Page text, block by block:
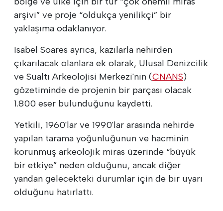
arşivi” ve proje “oldukça yenilikçi” bir
yaklaşıma odaklanıyor.
Isabel Soares ayrıca, kazılarla nehirden
çıkarılacak olanlara ek olarak, Ulusal Denizcilik
ve Sualtı Arkeolojisi Merkezi'nin (CNANS)
gözetiminde de projenin bir parçası olacak
1.800 eser bulunduğunu kaydetti.
Yetkili, 1960'lar ve 1990'lar arasında nehirde
yapılan tarama yoğunluğunun ve hacminin
korunmuş arkeolojik miras üzerinde “büyük
bir etkiye” neden olduğunu, ancak diğer
yandan gelecekteki durumlar için de bir uyarı
olduğunu hatırlattı.